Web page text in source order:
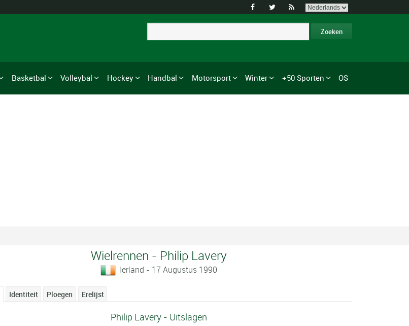
  
Basketbal Volleybal Hockey Handbal Motorsport Winter +50 Sporten OS
Wielrennen - Philip Lavery
Ierland - 17 Augustus 1990
Identiteit Ploegen Erelijst
Philip Lavery - Uitslagen